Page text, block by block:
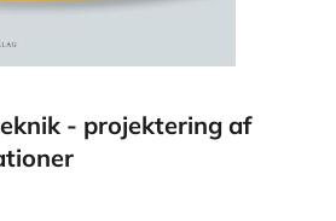
- projektering af